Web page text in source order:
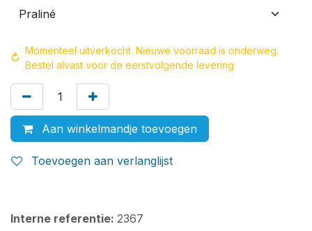
↻
Momenteel uitverkocht. Nieuwe voorraad is onderweg.
Bestel alvast voor de eerstvolgende levering
Aan winkelmandje toevoegen
Toevoegen aan verlanglijst
Interne referentie: 2367